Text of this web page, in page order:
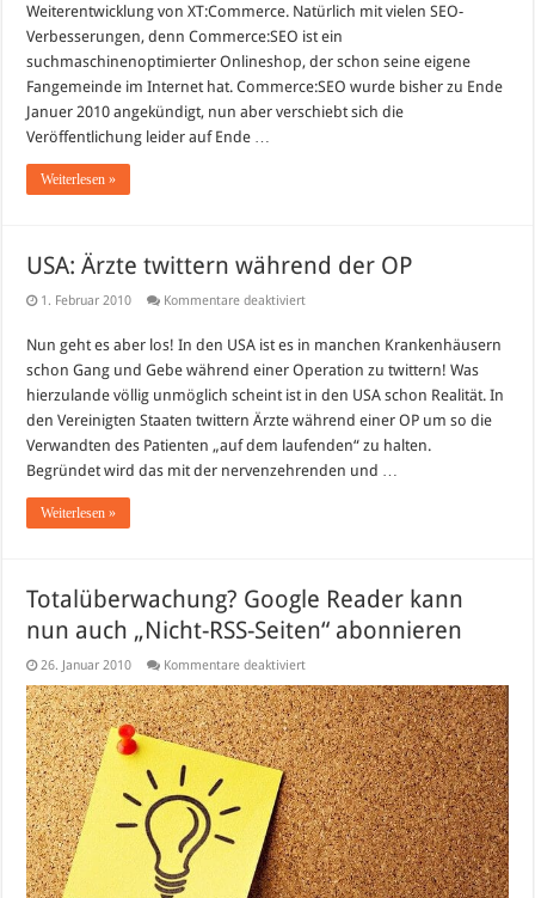
Weiterentwicklung von XT:Commerce. Natürlich mit vielen SEO-
Verbesserungen, denn Commerce:SEO ist ein
suchmaschinenoptimierter Onlineshop, der schon seine eigene
Fangemeinde im Internet hat. Commerce:SEO wurde bisher zu Ende
Januer 2010 angekündigt, nun aber verschiebt sich die
Veröffentlichung leider auf Ende …
Weiterlesen »
USA: Ärzte twittern während der OP
1. Februar 2010 Kommentare deaktiviertfür
twittern
während
der
OP
Nun geht es aber los! In den USA ist es in manchen Krankenhäusern
schon Gang und Gebe während einer Operation zu twittern! Was
hierzulande völlig unmöglich scheint ist in den USA schon Realität. In
den Vereinigten Staaten twittern Ärzte während einer OP um so die
Verwandten des Patienten „auf dem laufenden“ zu halten.
Begründet wird das mit der nervenzehrenden und …
Weiterlesen »
Totalüberwachung? Google Reader kann
nun auch „Nicht-RSS-Seiten“ abonnieren
26. Januar 2010 Kommentare deaktiviertfür
Google
Reader
kann
nun
auch
„Nicht-
RSS-
Seiten“
abonnieren